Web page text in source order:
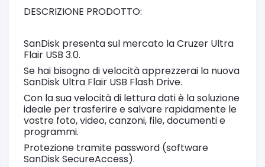
DESCRIZIONE PRODOTTO:
SanDisk presenta sul mercato la Cruzer Ultra
Flair USB 3.0.
Se hai bisogno di velocità apprezzerai la nuova
SanDisk Ultra Flair USB Flash Drive.
Con la sua velocità di lettura dati è la soluzione
ideale per trasferire e salvare rapidamente le
vostre foto, video, canzoni, file, documenti e
programmi.
Protezione tramite password (software
SanDisk SecureAccess).